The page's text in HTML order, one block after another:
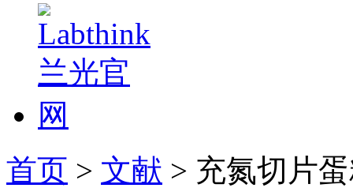
首页 > 文献 > 充氮切片